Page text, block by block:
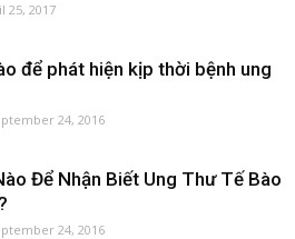
25, 2017
để phát hiện kịp thời bệnh ung
24, 2016
Để Nhận Biết Ung Thư Tế Bào
24, 2016